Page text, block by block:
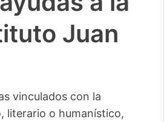
Juan
vinculados con la
literario o humanístico,